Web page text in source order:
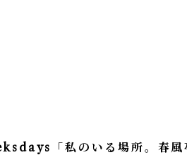
「私のいる場所。春